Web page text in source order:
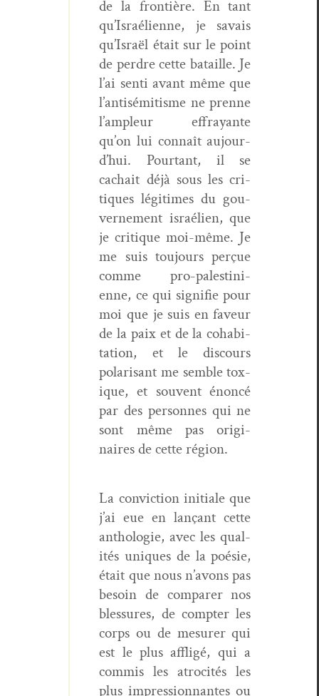
de la fron­tière. En tant
qu’Is­raéli­enne, je savais
qu’Is­raël était sur le point
de per­dre cette bataille. Je
l’ai sen­ti avant même que
l’an­tisémitisme ne prenne
l’am­pleur effrayante
qu’on lui con­naît aujour­
d’hui. Pour­tant, il se
cachait déjà sous les cri­
tiques légitimes du gou­
verne­ment israélien, que
je cri­tique moi-même. Je
me suis tou­jours perçue
comme pro-pales­tini­
enne, ce qui sig­ni­fie pour
moi que je suis en faveur
de la paix et de la cohab­i­
ta­tion, et le dis­cours
polar­isant me sem­ble tox­
ique, et sou­vent énon­cé
par des per­son­nes qui ne
sont même pas orig­i­
naires de cette région.
La con­vic­tion ini­tiale que
j’ai eue en lançant cette
antholo­gie, avec les qual­
ités uniques de la poésie,
était que nous n’avons pas
besoin de com­par­er nos
blessures, de compter les
corps ou de mesur­er qui
est le plus affligé, qui a
com­mis les atroc­ités les
plus impres­sion­nantes ou